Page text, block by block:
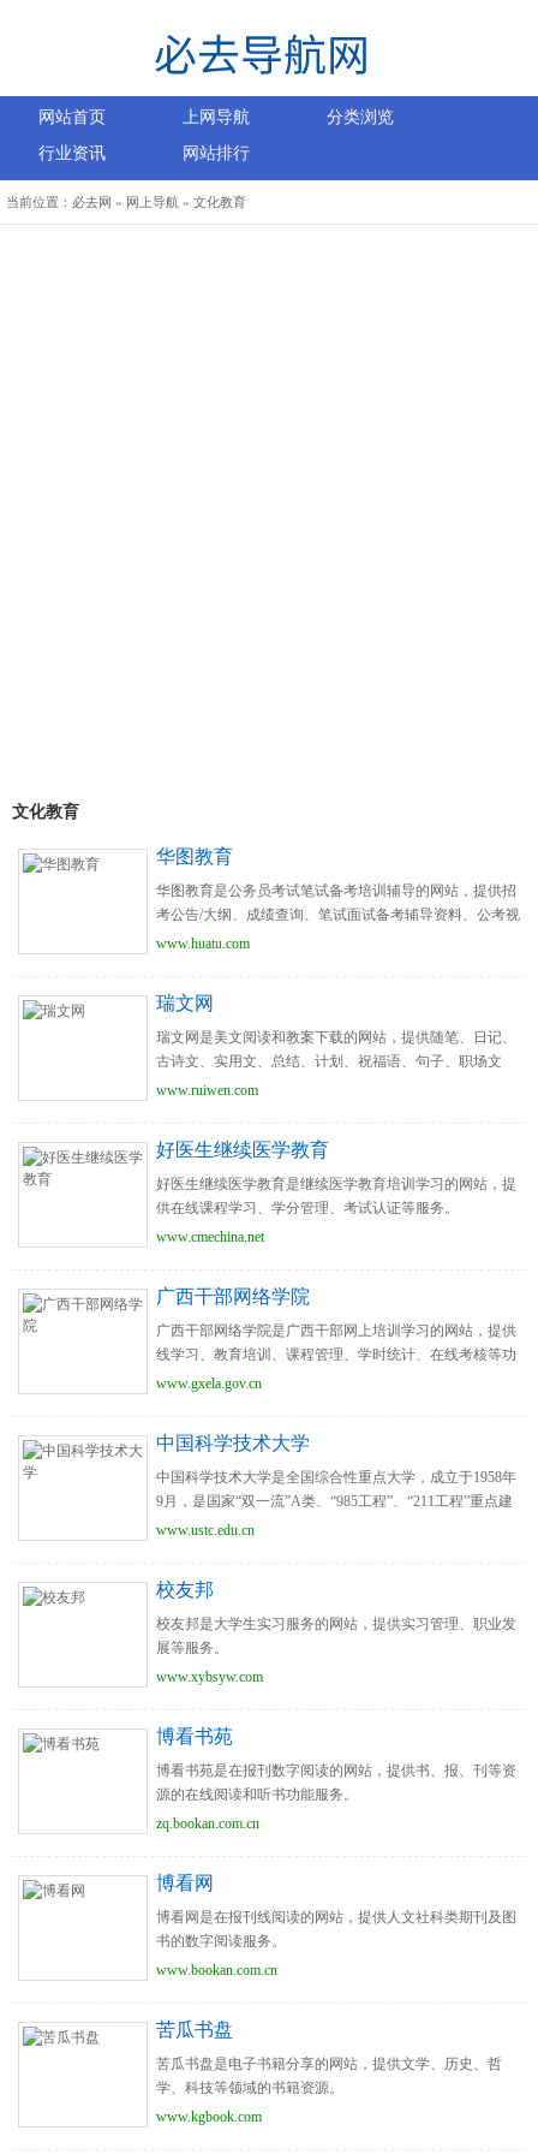
网站首页 上网导航
分类浏览
行业资讯
网站排行
当前位置： 必去网 » 网上导航 » 文化教育
文化教育
华图教育
华图教育是公务员考试笔试备考培训辅导的网站，提供招
考公告/大纲、成绩查询、笔试面试备考辅导资料、公考视
频、历年试题及答案下载服务。
www.huatu.com
瑞文网
瑞文网是美文阅读和教案下载的网站，提供随笔、日记、
古诗文、实用文、总结、计划、祝福语、句子、职场文
档、课件教案等内容服务。
www.ruiwen.com
好医生继续医学教育
好医生继续医学教育是继续医学教育培训学习的网站，提
供在线课程学习、学分管理、考试认证等服务。
www.cmechina.net
广西干部网络学院
广西干部网络学院是广西干部网上培训学习的网站，提供
线学习、教育培训、课程管理、学时统计、在线考核等功
能服务。
www.gxela.gov.cn
中国科学技术大学
中国科学技术大学是全国综合性重点大学，成立于1958年
9月，是国家“双一流”A类、“985工程”、“211工程”重点建
设高校。
www.ustc.edu.cn
校友邦
校友邦是大学生实习服务的网站，提供实习管理、职业发
展等服务。
www.xybsyw.com
博看书苑
博看书苑是在报刊数字阅读的网站，提供书、报、刊等资
源的在线阅读和听书功能服务。
zq.bookan.com.cn
博看网
博看网是在报刊线阅读的网站，提供人文社科类期刊及图
书的数字阅读服务。
www.bookan.com.cn
苦瓜书盘
苦瓜书盘是电子书籍分享的网站，提供文学、历史、哲
学、科技等领域的书籍资源。
www.kgbook.com